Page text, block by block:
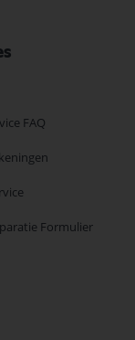
FAQ
Formulier